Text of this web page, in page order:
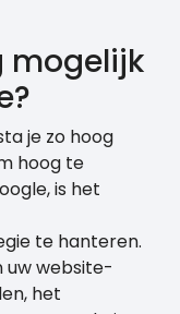
mogelijk
je zo hoog
hoog te
is het
te hanteren.
uw website-
het